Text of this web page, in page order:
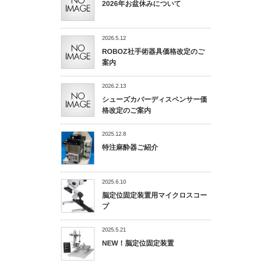
2026年お盆休みについて
2026.5.12
ROBOZ社手術器具価格改定のご
案内
2026.2.13
シューズカバーディスペンサー価
格改定のご案内
2025.12.8
特注麻酔器ご紹介
2025.6.10
脳定位固定装置用マイクロスコー
プ
2025.5.21
NEW！脳定位固定装置